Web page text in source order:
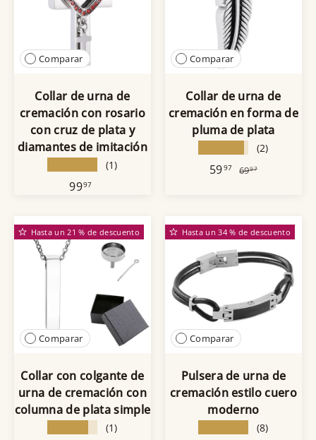
Comparar
Collar de urna de
cremación con rosario
con cruz de plata y
diamantes de imitación
(1)
9997
Comparar
Collar de urna de
cremación en forma de
pluma de plata
(2)
5997 6997
Hasta un 21 % de descuento
Comparar
Collar con colgante de
urna de cremación con
columna de plata simple
(1)
Hasta un 34 % de descuento
Comparar
Pulsera de urna de
cremación estilo cuero
moderno
(8)